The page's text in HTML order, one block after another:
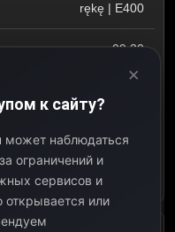
rękę | E400
09:30
Открыть описание
×
к сайту?
может наблюдаться
ограничений и
сервисов и
открывается или